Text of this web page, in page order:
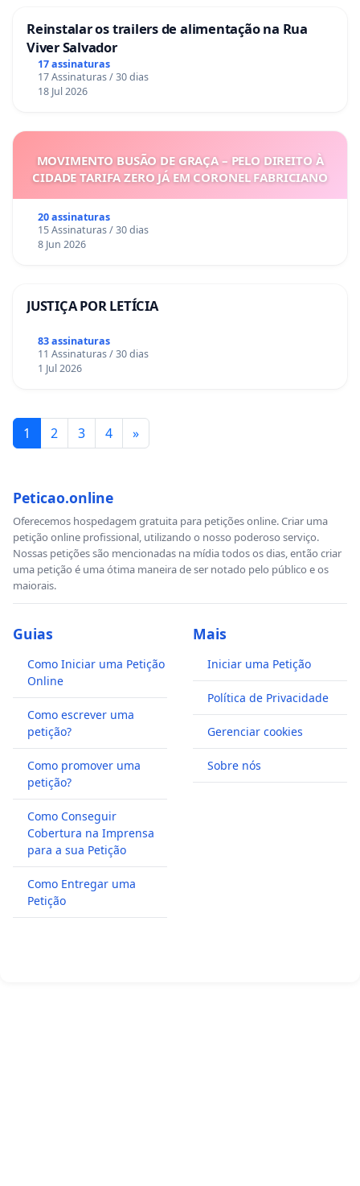
Reinstalar os trailers de alimentação na Rua
Viver Salvador
17 assinaturas
17 Assinaturas / 30 dias
18 Jul 2026
MOVIMENTO BUSÃO DE GRAÇA – PELO DIREITO À
CIDADE TARIFA ZERO JÁ EM CORONEL FABRICIANO
20 assinaturas
15 Assinaturas / 30 dias
8 Jun 2026
JUSTIÇA POR LETÍCIA
83 assinaturas
11 Assinaturas / 30 dias
1 Jul 2026
1 2 3 4 »
Peticao.online
Oferecemos hospedagem gratuita para petições online. Criar uma
petição online profissional, utilizando o nosso poderoso serviço.
Nossas petições são mencionadas na mídia todos os dias, então criar
uma petição é uma ótima maneira de ser notado pelo público e os
maiorais.
Guias
Como Iniciar uma Petição
Online
Como escrever uma
petição?
Como promover uma
petição?
Como Conseguir
Cobertura na Imprensa
para a sua Petição
Como Entregar uma
Petição
Mais
Iniciar uma Petição
Política de Privacidade
Gerenciar cookies
Sobre nós